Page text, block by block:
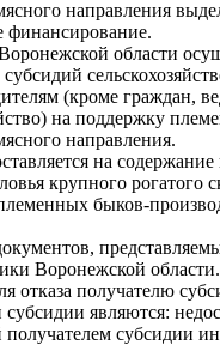
направления
финансирование.
области
(кроме граждан,
на поддержку
направления.
на
крупного рогатого
быков-
Воронежской области.
отказа получателю
являются:
получателем субсидии